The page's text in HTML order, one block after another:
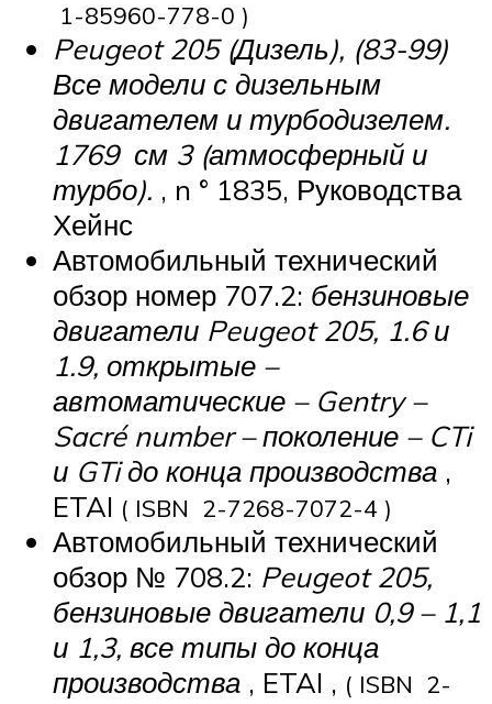
1-85960-778-0 )
Peugeot 205 (Дизель), (83-99)
Все модели с дизельным
двигателем и турбодизелем.
1769 см 3(атмосферный и
турбо). , n ° 1835, Руководства
Хейнс
Автомобильный технический
обзор номер 707.2: бензиновые
двигатели Peugeot 205, 1.6 и
1.9, открытые –
автоматические – Gentry –
Sacré number – поколение – CTi
и GTi до конца производства ,
ETAI ( ISBN 2-7268-7072-4 )
Автомобильный технический
обзор № 708.2: Peugeot 205,
бензиновые двигатели 0,9 – 1,1
и 1,3, все типы до конца
производства , ETAI , ( ISBN 2-